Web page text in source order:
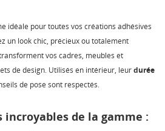
idéale pour toutes vos créations adhésives
un look chic, précieux ou totalement
vos cadres, meubles et
de design. Utilisés en intérieur, leurdurée
de pose sont respectés.
incroyables de la gamme :